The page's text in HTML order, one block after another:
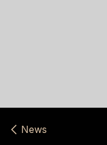
News